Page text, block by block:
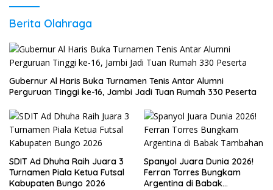
Berita Olahraga
Gubernur Al Haris Buka Turnamen Tenis Antar Alumni
Perguruan Tinggi ke-16, Jambi Jadi Tuan Rumah 330 Peserta
SDIT Ad Dhuha Raih Juara 3
Turnamen Piala Ketua Futsal
Kabupaten Bungo 2026
Spanyol Juara Dunia 2026!
Ferran Torres Bungkam
Argentina di Babak